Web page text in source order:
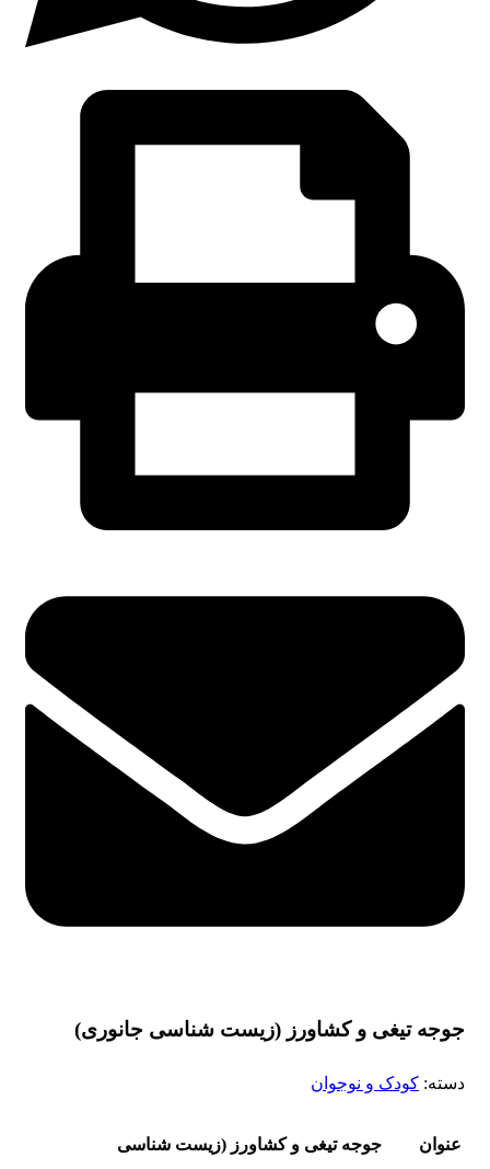
جوجه تیغی و کشاورز (زیست شناسی جانوری)
دسته: کودک و نوجوان
عنوان
جوجه تیغی و کشاورز (زیست شناسی